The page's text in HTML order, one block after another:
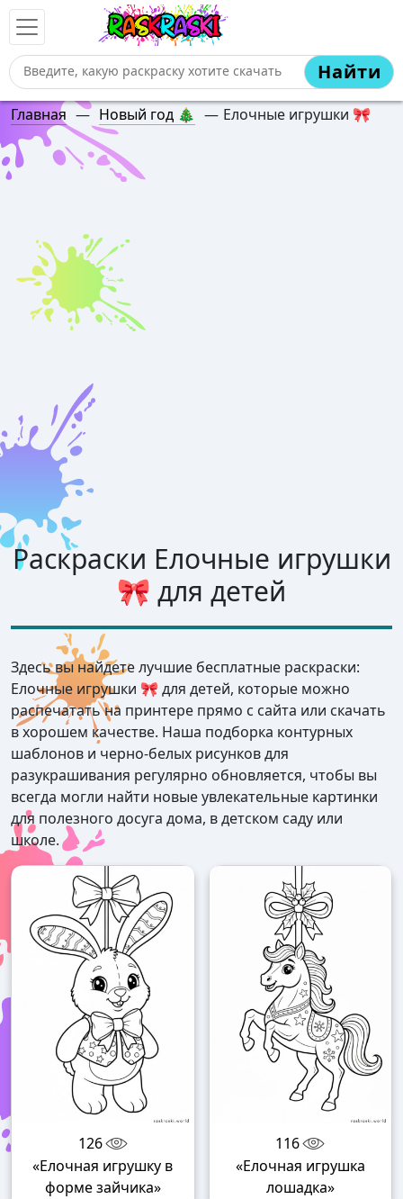
Найти
Главная — Новый год 🎄 — Елочные игрушки 🎀
Раскраски Елочные игрушки
🎀 для детей
Здесь вы найдете лучшие бесплатные раскраски:
Елочные игрушки 🎀 для детей, которые можно
распечатать на принтере прямо с сайта или скачать
в хорошем качестве. Наша подборка контурных
шаблонов и черно-белых рисунков для
разукрашивания регулярно обновляется, чтобы вы
всегда могли найти новые увлекательные картинки
для полезного досуга дома, в детском саду или
школе.
126
«Елочная игрушку в
форме зайчика»
116
«Елочная игрушка
лошадка»